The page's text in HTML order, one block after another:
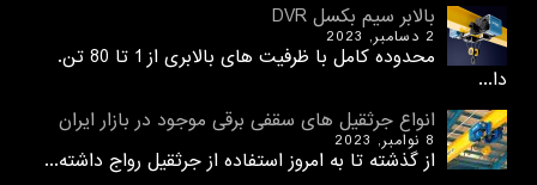
بالابر سیم بکسل DVR
2 دسامبر, 2023
محدوده کامل با ظرفیت های بالابری از 1 تا 80 تن.
دا...
انواع جرثقیل های سقفی برقی موجود در بازار ایران
8 نوامبر, 2023
از گذشته تا به امروز استفاده از جرثقیل رواج داشته...